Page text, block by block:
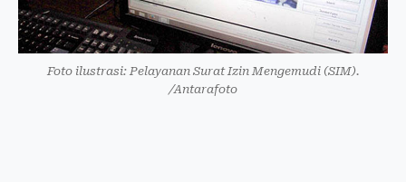
Foto ilustrasi: Pelayanan Surat Izin Mengemudi (SIM).
/Antarafoto